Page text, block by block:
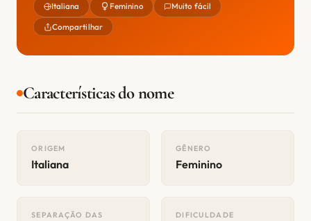
Italiana Feminino Muito fácil
Compartilhar
Características do nome
ORIGEM
Italiana
GÊNERO
Feminino
SEPARAÇÃO DAS
DIFICULDADE